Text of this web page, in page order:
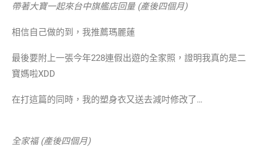
帶著大寶一起來台中旗艦店回量 (產後四個月)
相信自己做的到，我推薦瑪麗蓮
最後要附上一張今年228連假出遊的全家照，證明我真的是二
寶媽啦XDD
在打這篇的同時，我的塑身衣又送去減吋修改了…
全家福 (產後四個月)